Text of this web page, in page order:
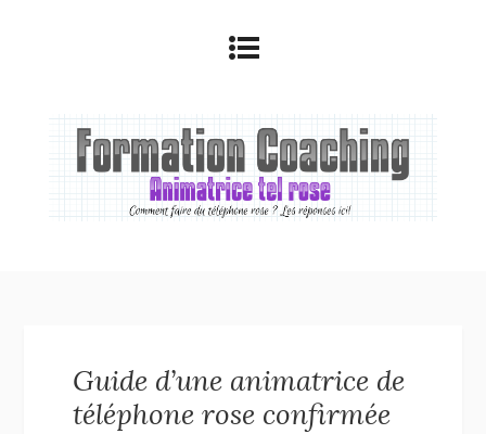
Guide d’une animatrice de
téléphone rose confirmée